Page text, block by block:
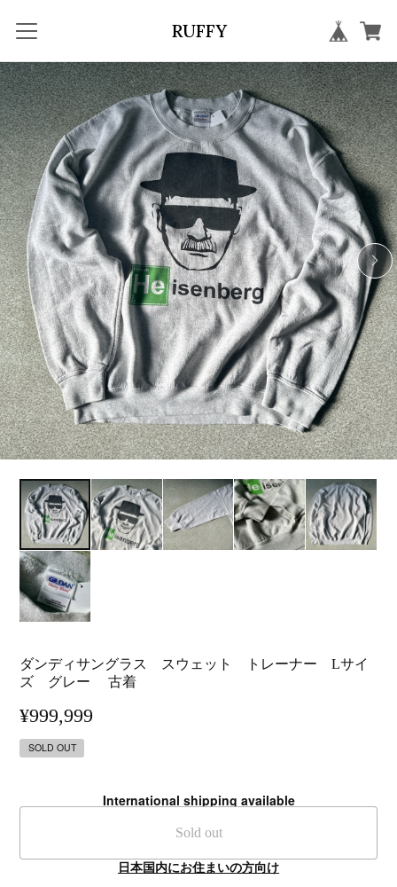
RUFFY
ダンディサングラス スウェット トレーナー Lサイ
ズ グレー 古着
¥999,999
SOLD OUT
International shipping available
Sold out
日本国内にお住まいの方向け